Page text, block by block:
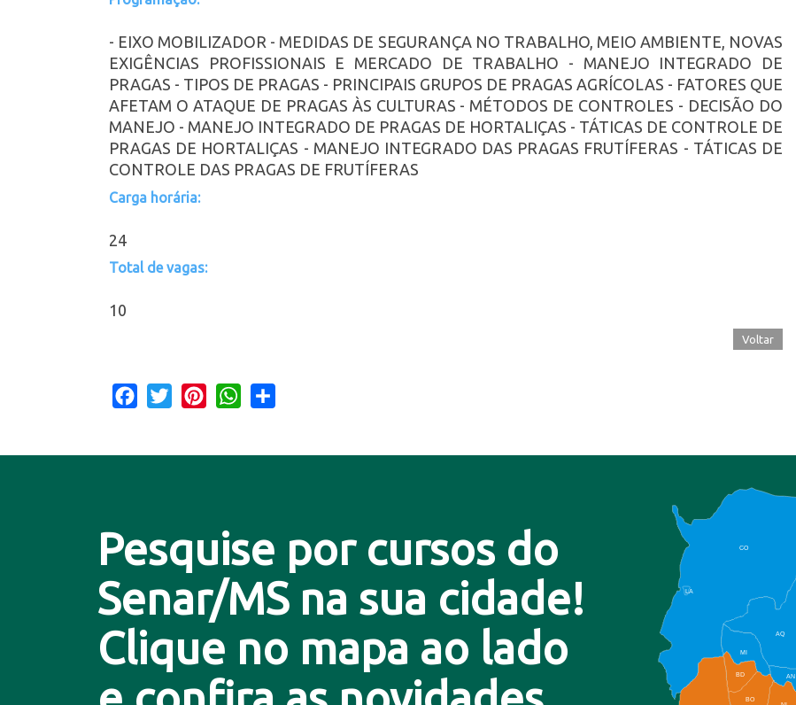
- EIXO MOBILIZADOR - MEDIDAS DE SEGURANÇA NO TRABALHO, MEIO AMBIENTE, NOVAS
EXIGÊNCIAS PROFISSIONAIS E MERCADO DE TRABALHO - MANEJO INTEGRADO DE
PRAGAS - TIPOS DE PRAGAS - PRINCIPAIS GRUPOS DE PRAGAS AGRÍCOLAS - FATORES QUE
AFETAM O ATAQUE DE PRAGAS ÀS CULTURAS - MÉTODOS DE CONTROLES - DECISÃO DO
MANEJO - MANEJO INTEGRADO DE PRAGAS DE HORTALIÇAS - TÁTICAS DE CONTROLE DE
PRAGAS DE HORTALIÇAS - MANEJO INTEGRADO DAS PRAGAS FRUTÍFERAS - TÁTICAS DE
CONTROLE DAS PRAGAS DE FRUTÍFERAS
Carga horária:
24
Total de vagas:
10
Voltar
Facebook
Twitter PinterestWhatsApp
Pesquise por cursos do
Senar/MS na sua cidade!
Clique no mapa ao lado
CO
AQ
MI
AN
BD
BO
LA